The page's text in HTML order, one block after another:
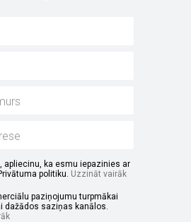
apliecinu, ka esmu iepazinies ar
politiku. Uzzināt vairāk
paziņojumu turpmākai
dažādos saziņas kanālos.